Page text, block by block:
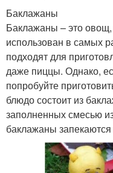
Баклажаны
Баклажаны – это
использован в самых
подходят для
даже пиццы. Однако,
попробуйте
блюдо состоит из
заполненных смесью
баклажаны запекаются